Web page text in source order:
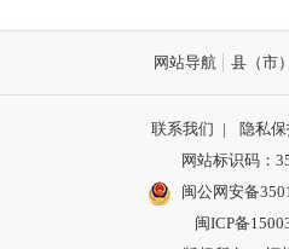
网站导航 县（市
联系我们 | 隐私保
网站标识码：
闽公网安备
闽ICP备